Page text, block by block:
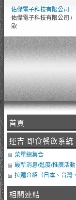
佑傑電子科技有限公司
佑傑電子科技有限公司 /
飲
首頁
運吉 即食餐飲系統
菜單總集合
最新消息/進度/推廣活動
拉麵介紹（日本、台灣
相關連結